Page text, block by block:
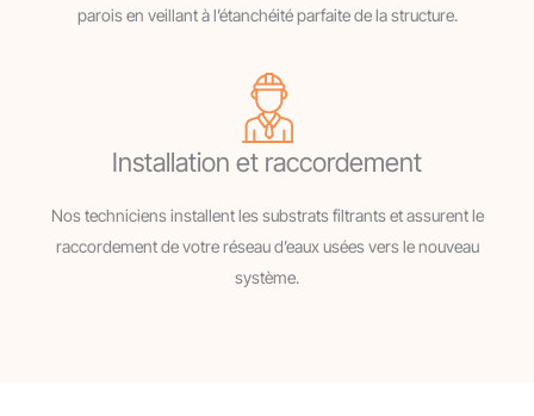
parois en veillant à l’étanchéité parfaite de la structure.
Installation et raccordement
Nos techniciens installent les substrats filtrants et assurent le
raccordement de votre réseau d’eaux usées vers le nouveau
système.